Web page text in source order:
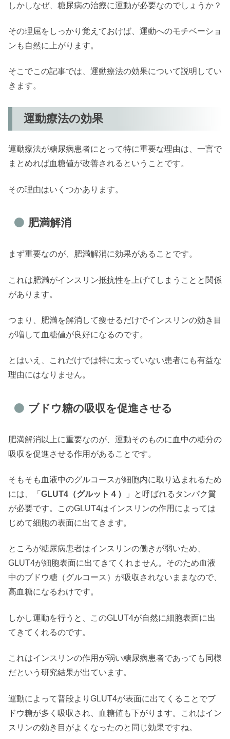
しかしなぜ、糖尿病の治療に運動が必要なのでしょうか？
その理屈をしっかり覚えておけば、運動へのモチベーショ
ンも自然に上がります。
そこでこの記事では、運動療法の効果について説明してい
きます。
運動療法の効果
運動療法が糖尿病患者にとって特に重要な理由は、一言で
まとめれば血糖値が改善されるということです。
その理由はいくつかあります。
肥満解消
まず重要なのが、肥満解消に効果があることです。
これは肥満がインスリン抵抗性を上げてしまうことと関係
があります。
つまり、肥満を解消して痩せるだけでインスリンの効き目
が増して血糖値が良好になるのです。
とはいえ、これだけでは特に太っていない患者にも有益な
理由にはなりません。
ブドウ糖の吸収を促進させる
肥満解消以上に重要なのが、運動そのものに血中の糖分の
吸収を促進させる作用があることです。
そもそも血液中のグルコースが細胞内に取り込まれるため
には、「 GLUT4（グルット４）
」と呼ばれるタンパク質
が必要です。このGLUT4はインスリンの作用によっては
じめて細胞の表面に出てきます。
ところが糖尿病患者はインスリンの働きが弱いため、
GLUT4が細胞表面に出てきてくれません。そのため血液
中のブドウ糖（グルコース）が吸収されないままなので、
高血糖になるわけです。
しかし運動を行うと、このGLUT4が自然に細胞表面に出
てきてくれるのです。
これはインスリンの作用が弱い糖尿病患者であっても同様
だという研究結果が出ています。
運動によって普段よりGLUT4が表面に出てくることでブ
ドウ糖が多く吸収され、血糖値も下がります。これはイン
スリンの効き目がよくなったのと同じ効果ですね。